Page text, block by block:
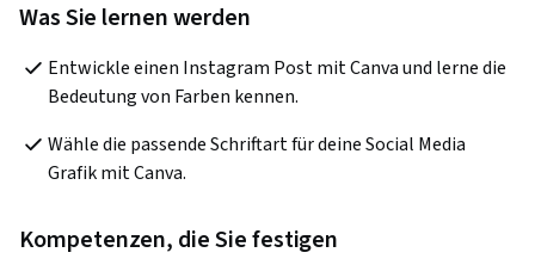
Was Sie lernen werden
Entwickle einen Instagram Post mit Canva und lerne die
Bedeutung von Farben kennen.
Wähle die passende Schriftart für deine Social Media
Grafik mit Canva.
Kompetenzen, die Sie festigen